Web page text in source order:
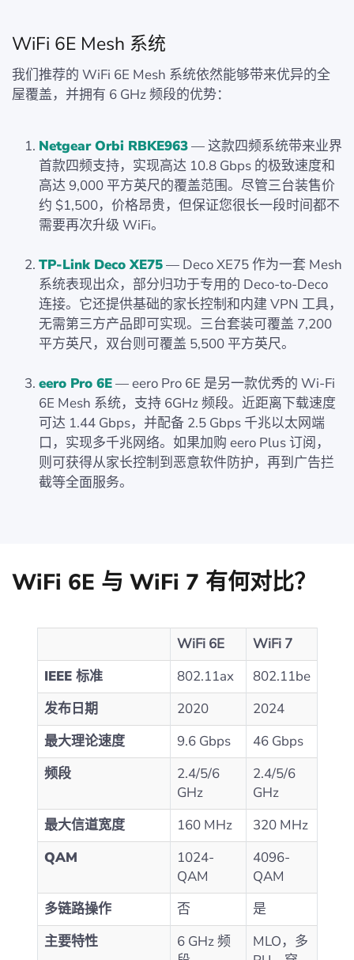
WiFi 6E Mesh 系统
我们推荐的 WiFi 6E Mesh 系统依然能够带来优异的全
屋覆盖，并拥有 6 GHz 频段的优势：
Netgear Orbi RBKE963— 这款四频系统带来业界
首款四频支持，实现高达 10.8 Gbps 的极致速度和
高达 9,000 平方英尺的覆盖范围。尽管三台装售价
约 $1,500，价格昂贵，但保证您很长一段时间都不
需要再次升级 WiFi。
TP-Link Deco XE75— Deco XE75 作为一套 Mesh
系统表现出众，部分归功于专用的 Deco-to-Deco
连接。它还提供基础的家长控制和内建 VPN 工具，
无需第三方产品即可实现。三台套装可覆盖 7,200
平方英尺，双台则可覆盖 5,500 平方英尺。
eero Pro 6E— eero Pro 6E 是另一款优秀的 Wi-Fi
6E Mesh 系统，支持 6GHz 频段。近距离下载速度
可达 1.44 Gbps，并配备 2.5 Gbps 千兆以太网端
口，实现多千兆网络。如果加购 eero Plus 订阅，
则可获得从家长控制到恶意软件防护，再到广告拦
截等全面服务。
WiFi 6E 与 WiFi 7 有何对比？
WiFi 6E
WiFi 7
IEEE 标准
802.11ax
802.11be
发布日期
2020
2024
最大理论速度
9.6 Gbps
46 Gbps
频段
2.4/5/6
GHz
2.4/5/6
GHz
最大信道宽度
160 MHz
320 MHz
QAM
1024-
QAM
4096-
QAM
多链路操作
否
是
主要特性
6 GHz 频
MLO，多